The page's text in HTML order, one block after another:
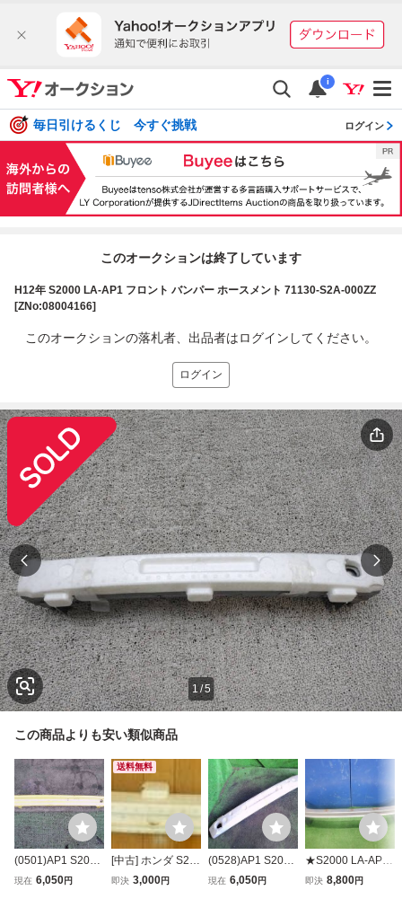
i
毎日引けるくじ 今すぐ挑戦 ログイン
このオークションは終了しています
H12年 S2000 LA-AP1 フロント バンパー ホースメント 71130-S2A-000ZZ
[ZNo:08004166]
このオークションの落札者、出品者はログインしてください。
ログイン
1/5
この商品よりも安い類似商品
(0501)AP1 S2000
フロントバンパー
現在 6,050円
送料無料
[中古] ホンダ S20
00 AP1 純正 フロ
即決 3,000円
(0528)AP1 S2000
バンパーホースメ
現在 6,050円
★S2000 LA-AP1
120 ベースグレー
即決 8,800円